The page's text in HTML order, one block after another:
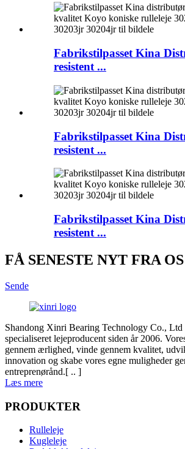
Fabrikstilpasset Kina
resistent ...
Fabrikstilpasset Kina
resistent ...
Fabrikstilpasset Kina
resistent ...
FÅ SENESTE NYT FRA OS
Sende
Shandong Xinri Bearing Technology Co., Ltd
specialiseret lejeproducent siden år 2006.
gennem ærlighed, vinde gennem kvalitet,
innovation og skabe vores egne muligheder
entreprenørånd.[ .. ]
Læs mere
PRODUKTER
Rulleleje
Kugleleje